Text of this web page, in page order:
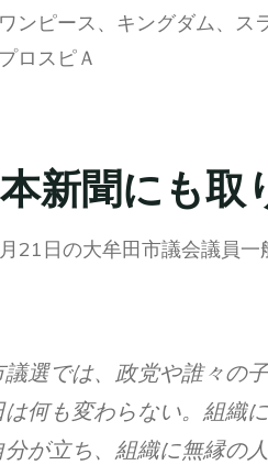
ンピース、キングダム、ス
ロスピＡ
新聞にも取
21日の大牟田市議会議員
議選では、政党や誰々
は何も変わらない。組織
分が立ち、組織に無縁の